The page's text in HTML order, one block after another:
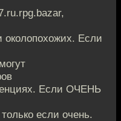
околопохожих. Если
Если ОЧЕНЬ
если очень.